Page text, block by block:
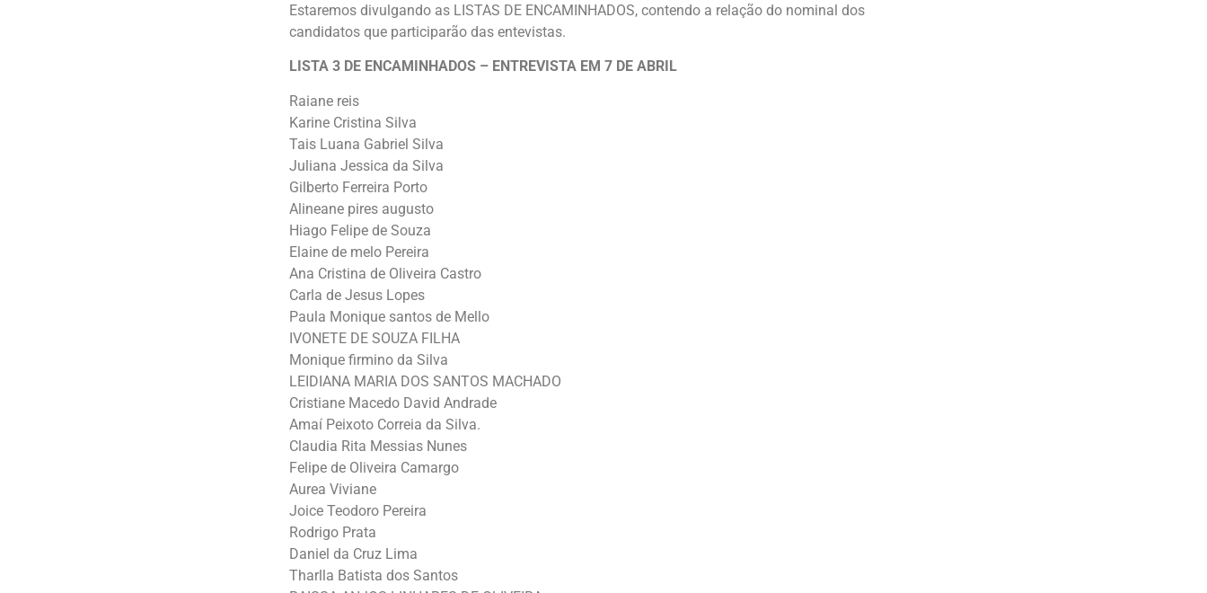
Estaremos divulgando as LISTAS DE ENCAMINHADOS, contendo a relação do nominal dos
candidatos que participarão das entevistas.
LISTA 3 DE ENCAMINHADOS – ENTREVISTA EM 7 DE ABRIL
Raiane reis
Karine Cristina Silva
Tais Luana Gabriel Silva
Juliana Jessica da Silva
Gilberto Ferreira Porto
Alineane pires augusto
Hiago Felipe de Souza
Elaine de melo Pereira
Ana Cristina de Oliveira Castro
Carla de Jesus Lopes
Paula Monique santos de Mello
IVONETE DE SOUZA FILHA
Monique firmino da Silva
LEIDIANA MARIA DOS SANTOS MACHADO
Cristiane Macedo David Andrade
Amaí Peixoto Correia da Silva.
Claudia Rita Messias Nunes
Felipe de Oliveira Camargo
Aurea Viviane
Joice Teodoro Pereira
Rodrigo Prata
Daniel da Cruz Lima
Tharlla Batista dos Santos